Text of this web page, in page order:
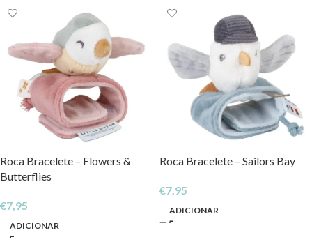
Roca Bracelete – Flowers &
Butterflies
€7,95
ADICIONAR
Roca Bracelete – Sailors Bay
€7,95
ADICIONAR